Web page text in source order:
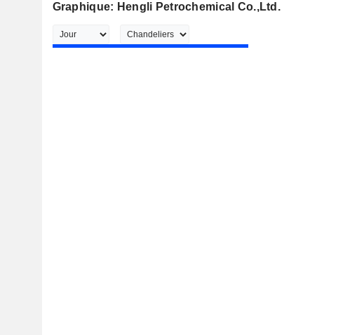
Graphique: Hengli Petrochemical Co.,Ltd.